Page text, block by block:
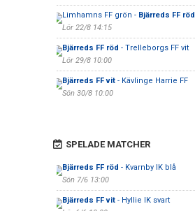
Limhamns FF grön - Bjärreds FF röd
Lör 22/8 14:15
Bjärreds FF röd - Trelleborgs FF vit
Lör 29/8 10:00
Bjärreds FF vit- Kävlinge Harrie FF
Sön 30/8 10:00
SPELADE MATCHER
Bjärreds FF röd - Kvarnby IK blå
Sön 7/6 13:00
Bjärreds FF vit- Hyllie IK svart